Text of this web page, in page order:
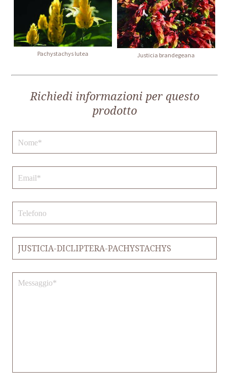
Pachystachys lutea Justicia brandegeana
Richiedi informazioni per questo
prodotto